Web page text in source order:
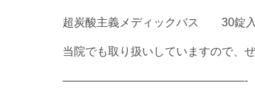
超炭酸主義メディックバス 30錠
当院でも取り扱いしていますので、
————————————————-